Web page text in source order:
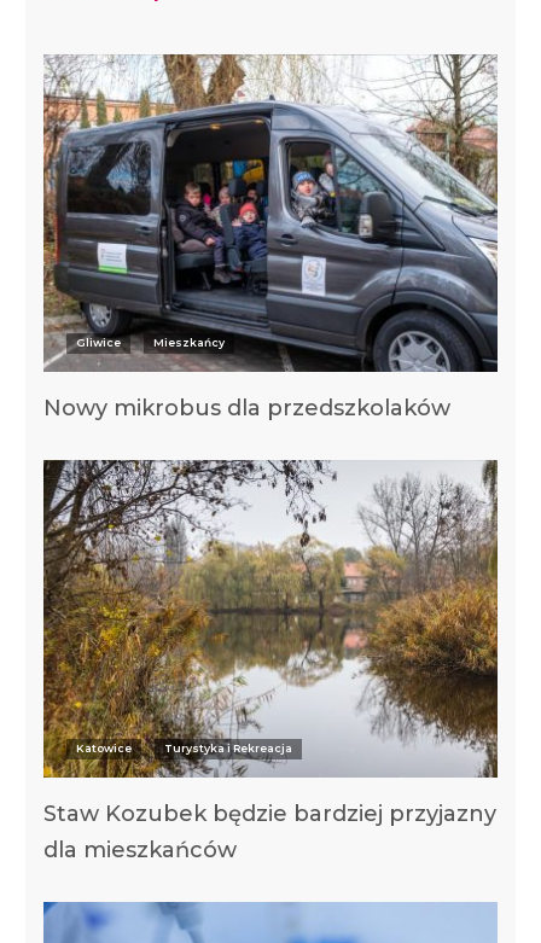
Gliwice Mieszkańcy
Nowy mikrobus dla przedszkolaków
Katowice Turystyka i Rekreacja
Staw Kozubek będzie bardziej przyjazny
dla mieszkańców